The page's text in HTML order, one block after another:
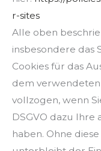
r-sites
Alle oben
insbesondere das
Cookies für das
dem
vollzogen, wenn
DSGVO dazu
haben. Ohne